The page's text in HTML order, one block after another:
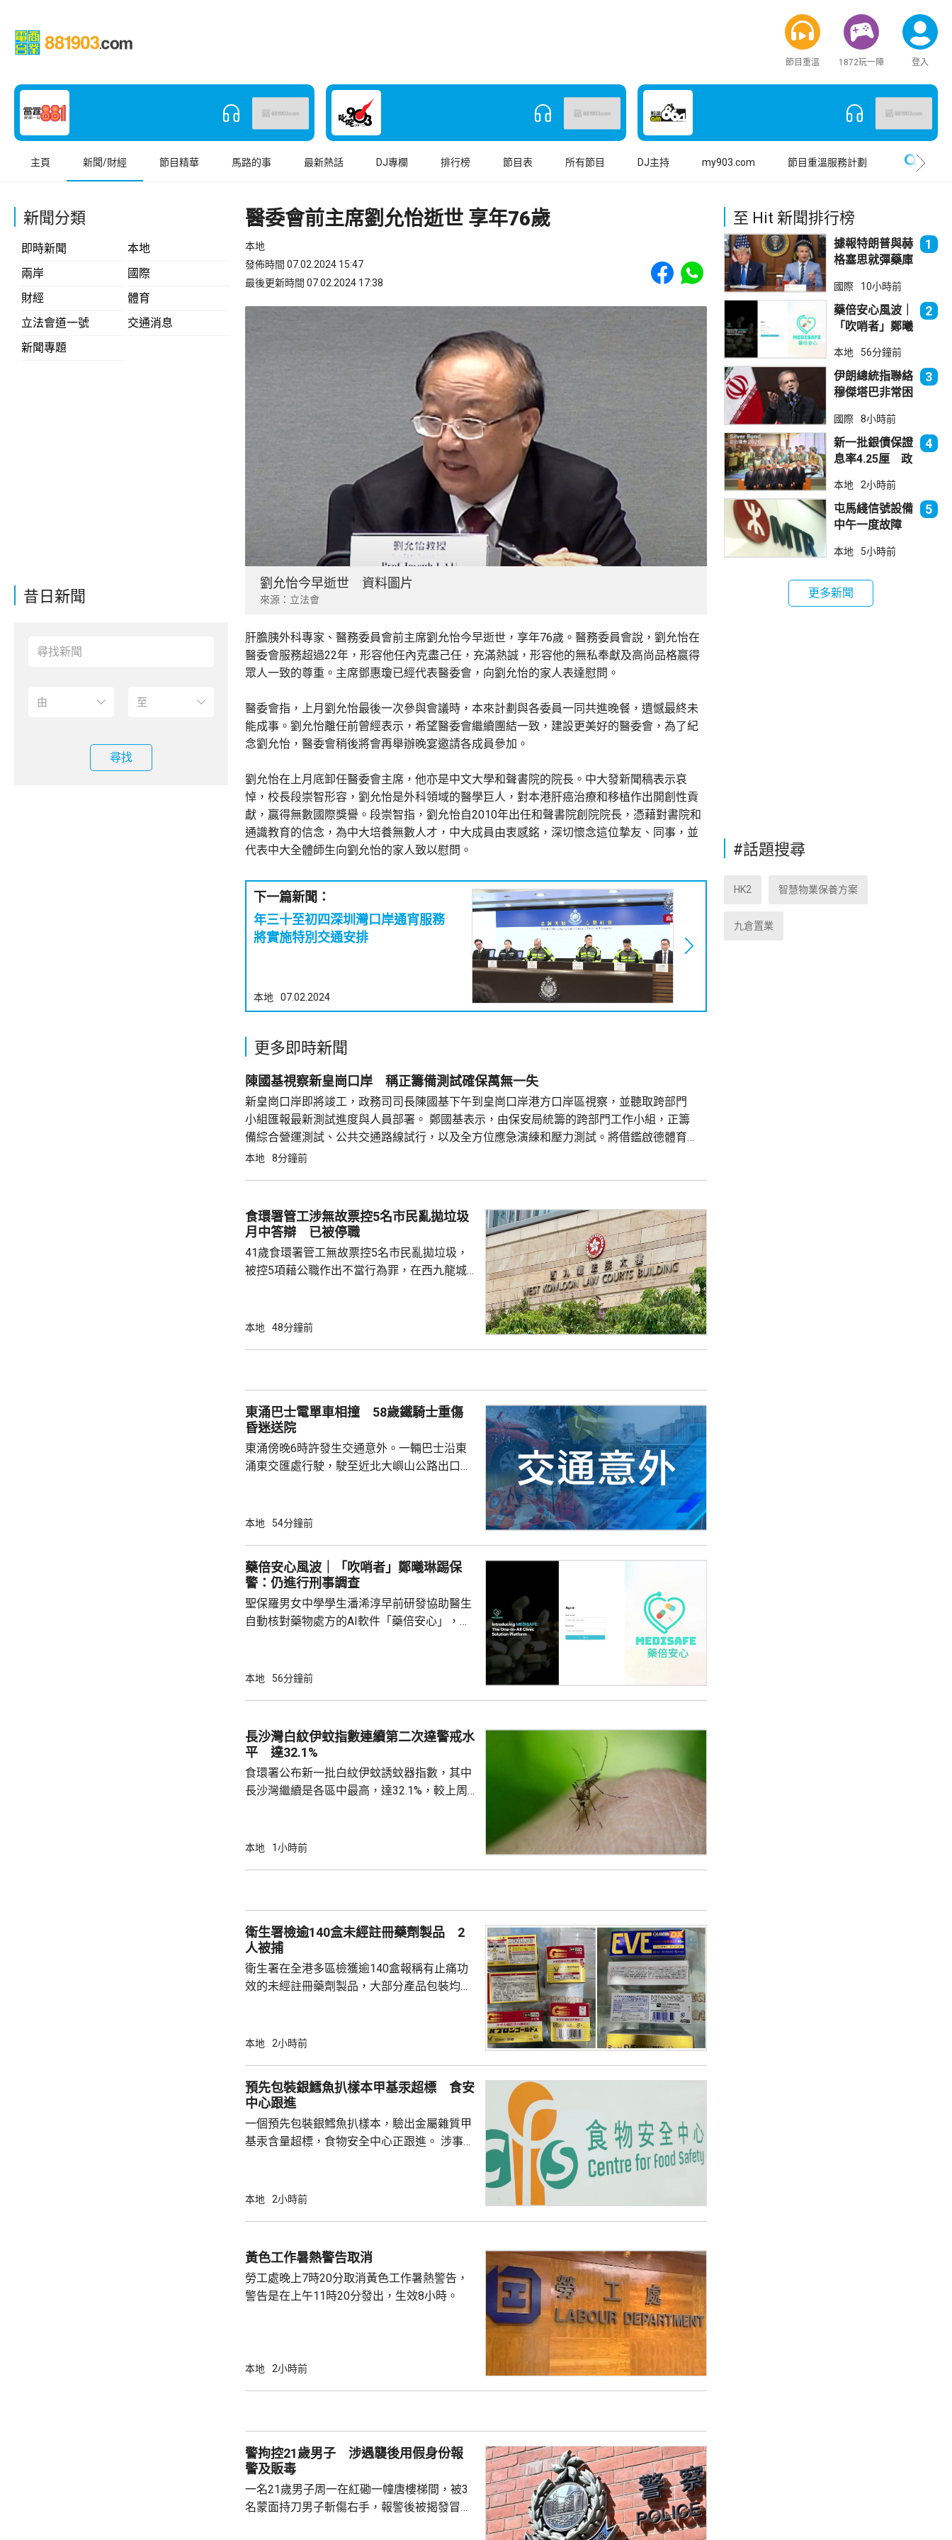
節目重溫 1872玩一陣 登入
主頁 新聞/財經 節目精華 馬路的事 最新熱話 DJ專欄 排行榜 節目表 所有節目 DJ主持 my903.com 節目重溫服務計劃
新聞分類
即時新聞
本地
兩岸
國際
財經
體育
立法會道一號
交通消息
新聞專題
昔日新聞
尋找
醫委會前主席劉允怡逝世 享年76歲
本地
發佈時間 07.02.2024 15:47
最後更新時間 07.02.2024 17:38
Share to Facebook
Share to WhatsApp
劉允怡今早逝世 資料圖片
來源：立法會
肝膽胰外科專家、醫務委員會前主席劉允怡今早逝世，享年76歲。醫務委員會說，劉允怡在
醫委會服務超過22年，形容他任內克盡己任，充滿熱誠，形容他的無私奉獻及高尚品格嬴得
眾人一致的尊重。主席鄧惠瓊已經代表醫委會，向劉允怡的家人表達慰問。
醫委會指，上月劉允怡最後一次參與會議時，本來計劃與各委員一同共進晚餐，遺憾最終未
能成事。劉允怡離任前曾經表示，希望醫委會繼續團結一致，建設更美好的醫委會，為了紀
念劉允怡，醫委會稍後將會再舉辦晚宴邀請各成員參加。
劉允怡在上月底卸任醫委會主席，他亦是中文大學和聲書院的院長。中大發新聞稿表示哀
悼，校長段崇智形容，劉允怡是外科領域的醫學巨人，對本港肝癌治療和移植作出開創性貢
獻，贏得無數國際獎譽。段崇智指，劉允怡自2010年出任和聲書院創院院長，憑藉對書院和
通識教育的信念，為中大培養無數人才，中大成員由衷感銘，深切懷念這位摯友、同事，並
代表中大全體師生向劉允怡的家人致以慰問。
下一篇新聞：
年三十至初四深圳灣口岸通宵服務
將實施特別交通安排
本地 07.02.2024
更多即時新聞
陳國基視察新皇崗口岸 稱正籌備測試確保萬無一失
新皇崗口岸即將竣工，政務司司長陳國基下午到皇崗口岸港方口岸區視察，並聽取跨部門
小組匯報最新測試進度與人員部署。 鄭國基表示，由保安局統籌的跨部門工作小組，正籌
備綜合營運測試、公共交通路線試行，以及全方位應急演練和壓力測試。將借鑑啟德體育
園開幕前的經驗，進行涵蓋約20個類別、超過100個不同規模的演練和測試，循序漸進提升
本地 8分鐘前
食環署管工涉無故票控5名市民亂拋垃圾
月中答辯 已被停職
41歲食環署管工無故票控5名市民亂拋垃圾，
被控5項藉公職作出不當行為罪，在西九龍城
銳，案發時為食環署深水埗區環境衞生辦事處
不在港，令他們被追討罰款、遭通緝和拘捕。
食環署：涉事管工停職 ...
本地 48分鐘前
東涌巴士電單車相撞 58歲鐵騎士重傷
昏迷送院
東涌傍晚6時許發生交通意外。一輛巴士沿東
涌東交匯處行駛，駛至近北大嶼山公路出口
多處受傷，昏迷送往北大嶼山醫院治理。 60
本地 54分鐘前
藥倍安心風波｜「吹哨者」鄭曦琳踢保
警：仍進行刑事調查
聖保羅男女中學學生潘浠淳早前研發協助醫生
自動核對藥物處方的AI軟件「藥倍安心」，去
意下披露個人資料並造成指明傷害，被警方拘
警方回覆查詢時指，被捕女子今日更新保釋手
續時，拒絕繼續保釋候查，又說案件的刑事調
本地 56分鐘前
長沙灣白紋伊蚊指數連續第二次達警戒水
平 達32.1%
食環署公布新一批白紋伊蚊誘蚊器指數，其中
長沙灣繼續是各區中最高，達32.1%，較上周
布廣泛；其餘都低於20%，藍田及秀茂坪
個公共設施內有積水或積水容器，分別向有關
負責人發出共14張...
本地 1小時前
衛生署檢逾140盒未經註冊藥劑製品 2
人被捕
衛生署在全港多區檢獲逾140盒報稱有止痛功
效的未經註冊藥劑製品，大部分產品包裝均以
在3間店鋪檢獲這批報稱有止痛功效的未經註
因」的藥劑製品，2名分別36和40歲男子涉嫌
非法管有未經註冊藥劑製品和第1部毒藥等被
警方拘捕，衛生署將在證據充分時向...
本地 2小時前
預先包裝銀鱈魚扒樣本甲基汞超標 食安
中心跟進
一個預先包裝銀鱈魚扒樣本，驗出金屬雜質甲
基汞含量超標，食物安全中心正跟進。 涉事產
日。中心透過恆常食物監測計劃，從一個網上
克，已指令涉事商戶將受影響批次產品停售和
下架，進口商亦正按中心指示回收，正追查...
本地 2小時前
黃色工作暑熱警告取消
勞工處晚上7時20分取消黃色工作暑熱警告，
警告是在上午11時20分發出，生效8小時。
本地 2小時前
警拘控21歲男子 涉遇襲後用假身份報
警及販毒
一名21歲男子周一在紅磡一幢唐樓梯間，被3
名蒙面持刀男子斬傷右手，報警後被揭發冒用
至 Hit 新聞排行榜
據報特朗普與赫
格塞思就彈藥庫
1
國際 10小時前
藥倍安心風波｜
「吹哨者」鄭曦
進行刑事調查
2
本地 56分鐘前
伊朗總統指聯絡
穆傑塔巴非常困
製造分裂
3
國際 8小時前
新一批銀債保證
息率4.25厘 政
吸引力
4
本地 2小時前
屯馬綫信號設備
中午一度故障
時恢復
5
本地 5小時前
更多新聞
#話題搜尋
HK2 智慧物業保養方案
九倉置業